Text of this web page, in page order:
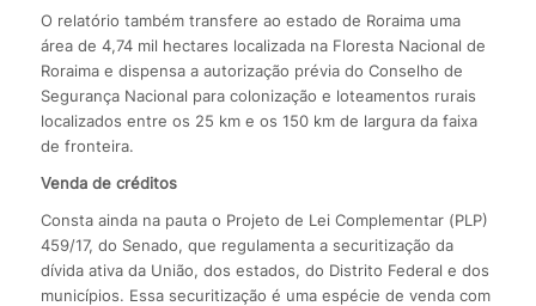
O relatório também transfere ao estado de Roraima uma
área de 4,74 mil hectares localizada na Floresta Nacional de
Roraima e dispensa a autorização prévia do Conselho de
Segurança Nacional para colonização e loteamentos rurais
localizados entre os 25 km e os 150 km de largura da faixa
de fronteira.
Venda de créditos
Consta ainda na pauta o Projeto de Lei Complementar (PLP)
459/17, do Senado, que regulamenta a securitização da
dívida ativa da União, dos estados, do Distrito Federal e dos
municípios. Essa securitização é uma espécie de venda com